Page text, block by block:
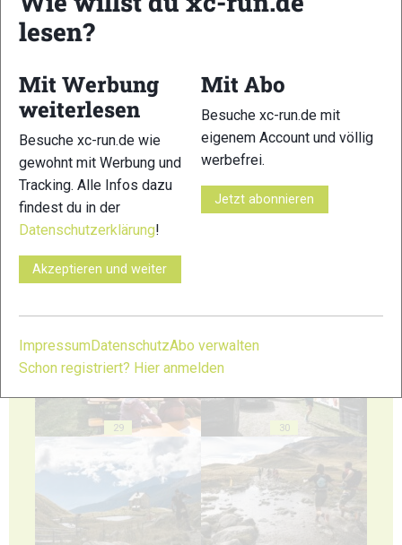
25
29 30
lesen?
Mit Werbung
weiterlesen
Besuche xc-run.de wie
gewohnt mit Werbung und
Tracking. Alle Infos dazu
findest du in der
Datenschutzerklärung!
Akzeptieren und weiter
Mit Abo
Besuche xc-run.de mit
eigenem Account und völlig
werbefrei.
Jetzt abonnieren
ImpressumDatenschutzAbo verwalten
Schon registriert? Hier anmelden